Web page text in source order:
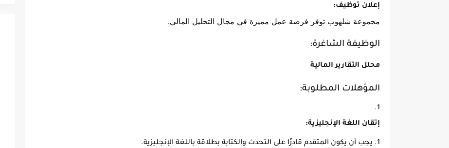
إعلان توظيف:
مجموعة شلهوب توفر فرصة عمل مميزة في مجال التحليل المالي.
الوظيفة الشاغرة:
محلل التقارير المالية
المؤهلات المطلوبة:
إتقان اللغة الإنجليزية:
يجب أن يكون المتقدم قادرًا على التحدث والكتابة بطلاقة باللغة الإنجليزية.